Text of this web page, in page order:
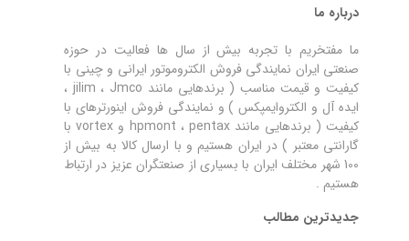
درباره ما
ما مفتخریم با تجربه بیش از سال ها فعالیت در حوزه
صنعتی ایران نمایندگی فروش الکتروموتور ایرانی و چینی با
کیفیت و قیمت مناسب ( برندهایی مانند jilim ، Jmco ،
ایده آل و الکتروایمپکس ) و نمایندگی فروش اینورترهای با
کیفیت ( برندهایی مانند hpmont ، pentax و vortex با
گارانتی معتبر ) در ایران هستیم و با ارسال کالا به بیش از
100 شهر مختلف ایران با بسیاری از صنعتگران عزیز در ارتباط
هستیم .
جدیدترین مطالب